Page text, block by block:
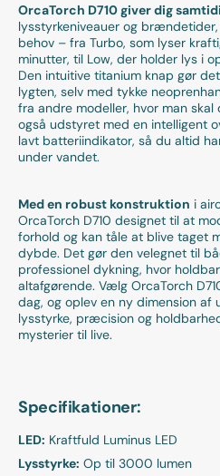
OrcaTorch D710 giver dig
lysstyrkeniveauer og
behov – fra Turbo, som lyser
minutter, til Low, der holder lys i
Den intuitive titanium knap gør
lygten, selv med tykke
fra andre modeller, hvor man
også udstyret med en intelligent
lavt batteriindikator, så du altid
under vandet.
Med en robust konstruktion i
OrcaTorch D710 designet til at
forhold og kan tåle at blive taget
dybde. Det gør den velegnet til
professionel dykning, hvor
altafgørende. Vælg OrcaTorch
dag, og oplev en ny dimension af
lysstyrke, præcision og
mysterier til live.
Specifikationer:
LED: Kraftfuld Luminus LED
Lysstyrke: Op til 3000 lumen